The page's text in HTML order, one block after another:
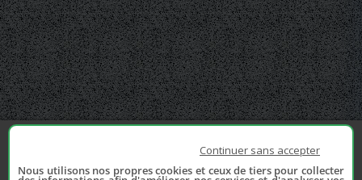
Continuer sans accepter
Nous utilisons nos propres cookies et ceux de tiers pour collecter